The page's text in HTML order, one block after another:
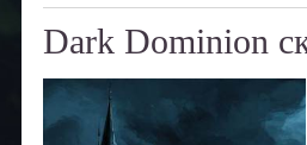
Dark Dominion